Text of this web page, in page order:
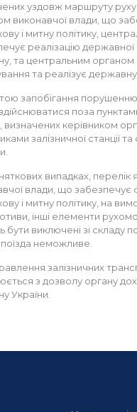
уздовж маршруту
виконавчої влади, що
і митну політику,
реалізацію
та центральним
та реалізує
запобігання порушенню
поза
визначених керівником
залізничної станції
випадках,
влади, що
і митну політику, на
інші елементи
бути виключені зі складу
поїзда неможливе.
залізничних
з дозволу органу
України.